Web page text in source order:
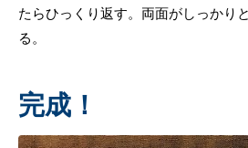
たらひっくり返す。両面がしっかり
る。
完成！